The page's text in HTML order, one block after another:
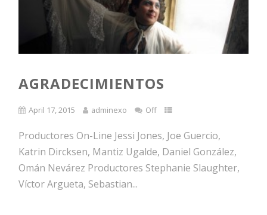
AGRADECIMIENTOS
April 17, 2015 adminexo Off
Productores On-Line Jessi Jones, Joe Guercio,
Katrin Dircksen, Mantiz Ugalde, Daniel González,
Omán Nevárez Productores Stephanie Slaughter,
Víctor Argueta, Sebastian...